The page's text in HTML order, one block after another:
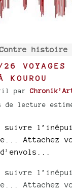
Contre histoire
VOYAGES
KOUROU
par
de lecture
suivre
Attachez
suivre
Attachez